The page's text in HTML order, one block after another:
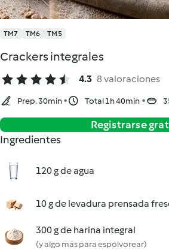
TM7 TM6 TM5
Crackers integrales
4.3 8 valoraciones
Prep. 30min Total 1h 40min
Registrarse
Ingredientes
120 g de agua
10 g de levadura prensada
300 g de harina integral
(y algo más para espolvorear)